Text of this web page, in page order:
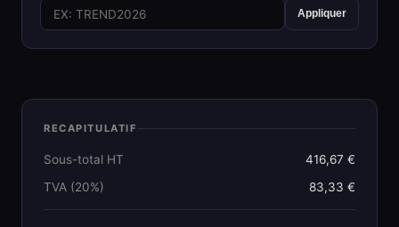
Appliquer
RECAPITULATIF
Sous-total HT
416,67 €
TVA (20%)
83,33 €